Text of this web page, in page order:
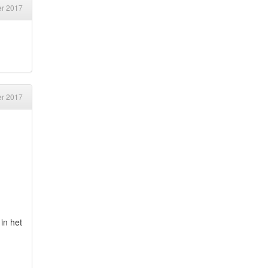
2017
2017
het